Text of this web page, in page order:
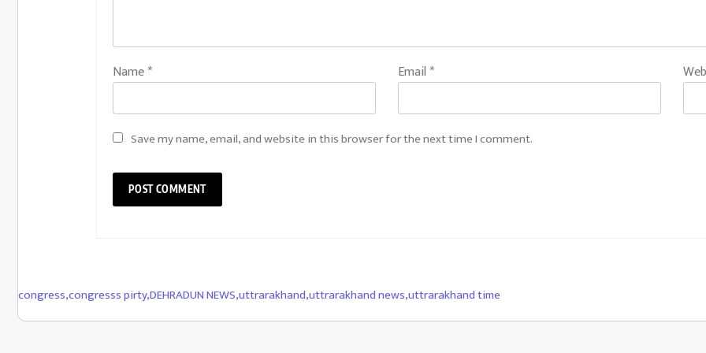
Name* Email *
Save my name, email, and website in this browser for the next time I comment.
congress,congresss pirty,DEHRADUN NEWS,uttrarakhand,uttrarakhand news,uttrarakhand time